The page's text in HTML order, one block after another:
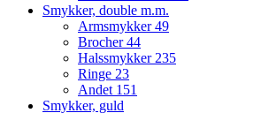
Smykker, double m.m.
Armsmykker49
Brocher44
Halssmykker235
Ringe 23
Andet 151
Smykker, guld